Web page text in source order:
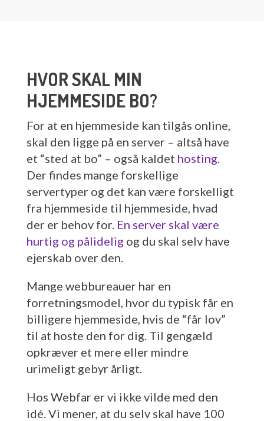
HVOR SKAL MIN
HJEMMESIDE BO?
For at en hjemmeside kan tilgås online,
skal den ligge på en server – altså have
et “sted at bo” – også kaldet hosting.
Der findes mange forskellige
servertyper og det kan være forskelligt
fra hjemmeside til hjemmeside, hvad
der er behov for. En server skal være
hurtig og pålidelig og du skal selv have
ejerskab over den.
Mange webbureauer har en
forretningsmodel, hvor du typisk får en
billigere hjemmeside, hvis de “får lov”
til at hoste den for dig. Til gengæld
opkræver et mere eller mindre
urimeligt gebyr årligt.
Hos Webfar er vi ikke vilde med den
idé. Vi mener, at du selv skal have 100